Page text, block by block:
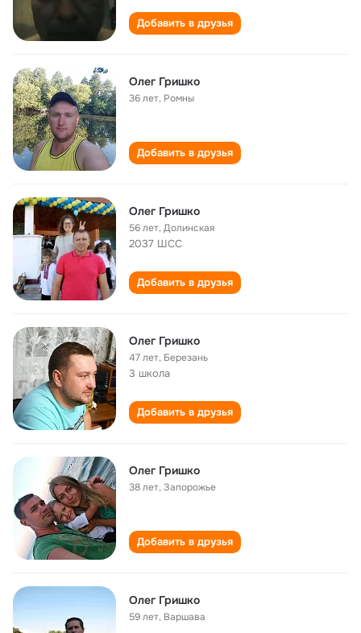
Добавить в друзья
Олег Гришко
36 лет, Ромны
Добавить в друзья
Олег Гришко
56 лет,Долинская
2037 ШСС
Добавить в друзья
Олег Гришко
47 лет, Березань
3 школа
Добавить в друзья
Олег Гришко
38 лет,Запорожье
Добавить в друзья
Олег Гришко
59 лет, Варшава